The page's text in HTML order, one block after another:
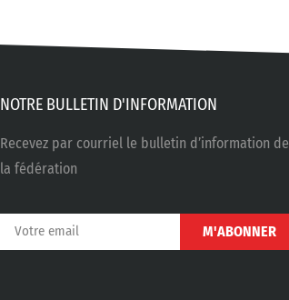
NOTRE BULLETIN D'INFORMATION
Recevez par courriel le bulletin d’information de
la fédération
M'ABONNER